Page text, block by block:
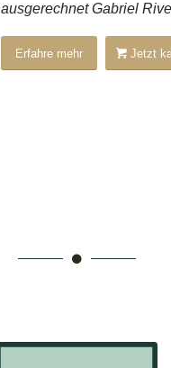
ausgerechnet Gabriel
Erfahre mehr Jetzt